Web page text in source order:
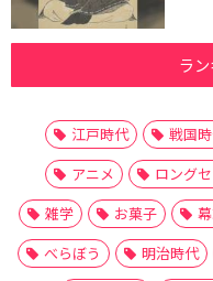
ラ
江戸時代 戦国
アニメ
ロング
雑学
お菓子
べらぼう
明治時代